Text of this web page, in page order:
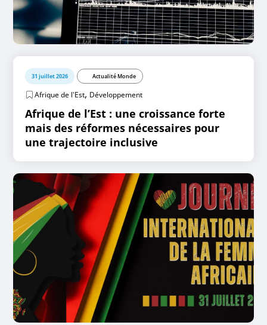
31 juillet 2026 Actualité Monde
Afrique de l'Est, Développement
Afrique de l’Est : une croissance forte
mais des réformes nécessaires pour
une trajectoire inclusive